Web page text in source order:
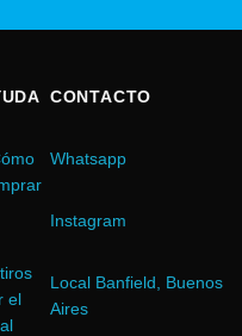
el
CONTACTO
Whatsapp
Instagram
Local Banfield, Buenos
Aires